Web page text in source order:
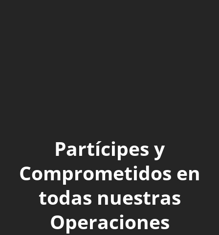
Partícipes y
Comprometidos en
todas nuestras
Operaciones